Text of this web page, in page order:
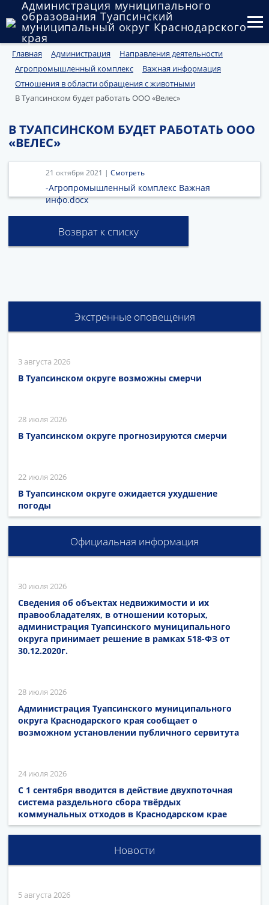
Администрация муниципального
образования Туапсинский
муниципальный округ Краснодарского
края
Округ
Администрация
Государственный и муниципальный контроль
Муниципальное имущество
Публичные слушания и общественные обсуждения
Документы
Главная Администрация
Направления деятельности
Агропромышленный комплекс
Важная информация
Отношения в области обращения с животными
В Туапсинском будет работать ООО «Велес»
В ТУАПСИНСКОМ БУДЕТ РАБОТАТЬ ООО
«ВЕЛЕС»
21 октября 2021 | Смотреть
-Агропромышленный комплекс Важная
инфо.docx
Возврат к списку
Экстренные оповещения
3 августа 2026
В Туапсинском округе возможны смерчи
28 июля 2026
В Туапсинском округе прогнозируются смерчи
22 июля 2026
В Туапсинском округе ожидается ухудшение
погоды
Официальная информация
30 июля 2026
Сведения об объектах недвижимости и их
правообладателях, в отношении которых,
администрация Туапсинского муниципального
округа принимает решение в рамках 518-ФЗ от
30.12.2020г.
28 июля 2026
Администрация Туапсинского муниципального
округа Краснодарского края сообщает о
возможном установлении публичного сервитута
24 июля 2026
С 1 сентября вводится в действие двухпоточная
система раздельного сбора твёрдых
коммунальных отходов в Краснодарском крае
Новости
5 августа 2026